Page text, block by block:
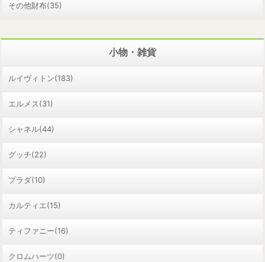
その他財布(35)
小物・雑貨
ルイヴィトン(183)
エルメス(31)
シャネル(44)
グッチ(22)
プラダ(10)
カルティエ(15)
ティファニー(16)
クロムハーツ(0)